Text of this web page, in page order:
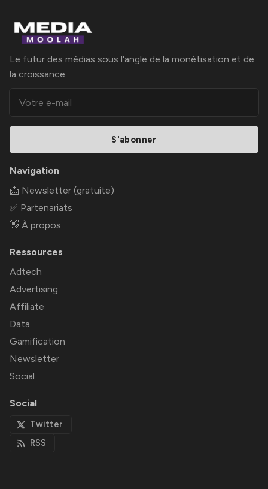
Le futur des médias sous l'angle de la monétisation et de
la croissance
S'abonner
Navigation
📩 Newsletter (gratuite)
✅ Partenariats
👋 À propos
Ressources
Adtech
Advertising
Affiliate
Data
Gamification
Newsletter
Social
Social
Twitter
RSS